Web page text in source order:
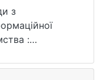
Тараса
123456789/39
з
:
2023. 68 с.